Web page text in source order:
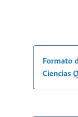
Formato
Ciencias